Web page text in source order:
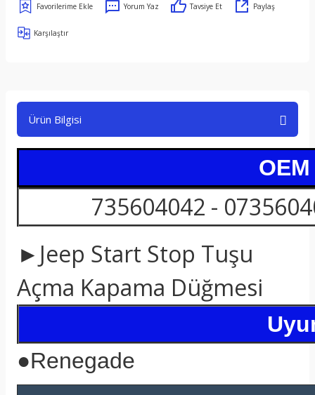
Yorum Yaz Tavsiye Et Paylaş
Karşılaştır
Ürün Bilgisi
735604042 -
►Jeep Start Stop Tuşu
Açma Kapama Düğmesi
●Renegade